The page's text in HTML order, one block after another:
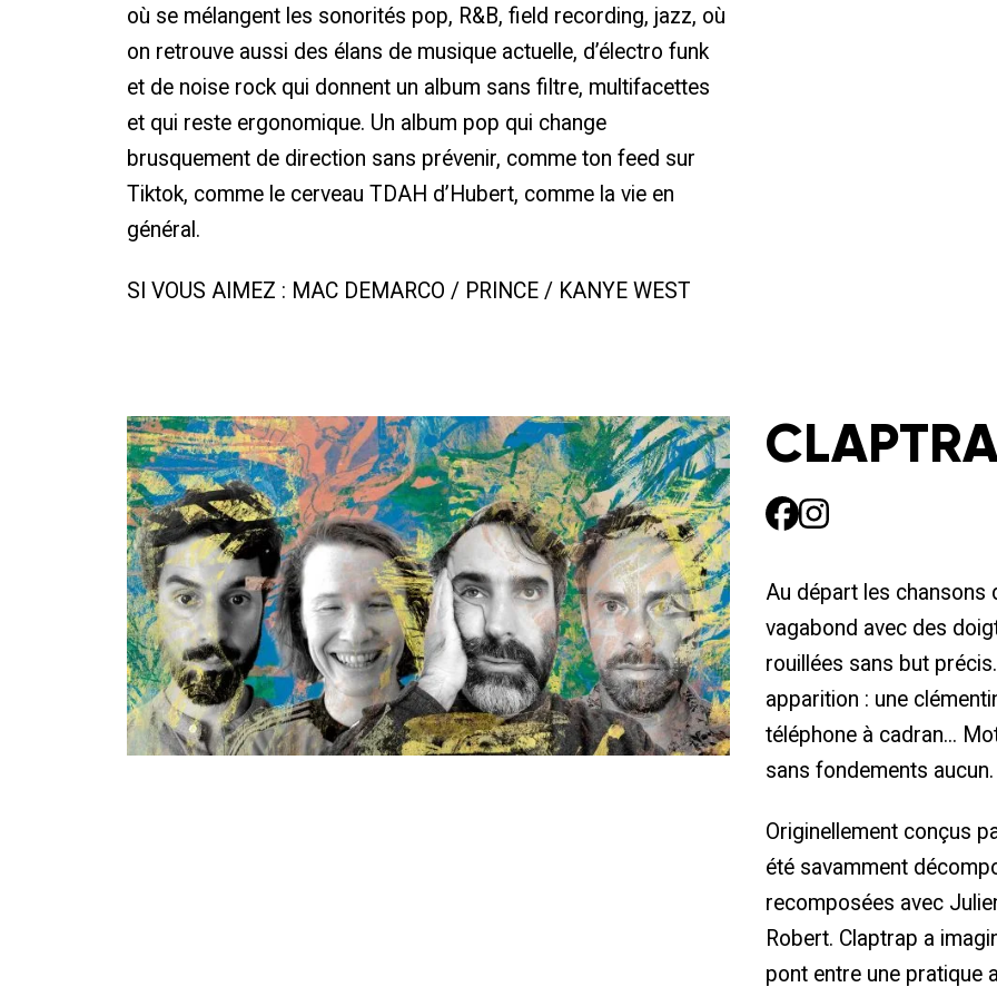
où se mélangent les sonorités pop, R&B, field recording, jazz, où
on retrouve aussi des élans de musique actuelle, d’électro funk
et de noise rock qui donnent un album sans filtre, multifacettes
et qui reste ergonomique. Un album pop qui change
brusquement de direction sans prévenir, comme ton feed sur
Tiktok, comme le cerveau TDAH d’Hubert, comme la vie en
général.
SI VOUS AIMEZ : MAC DEMARCO / PRINCE / KANYE WEST
Au départ les chansons
vagabond avec des
rouillées sans but
apparition : une
téléphone à cadran...
sans fondements aucun.
Originellement conçus
été savamment
recomposées avec
Robert. Claptrap a
pont entre une pratique